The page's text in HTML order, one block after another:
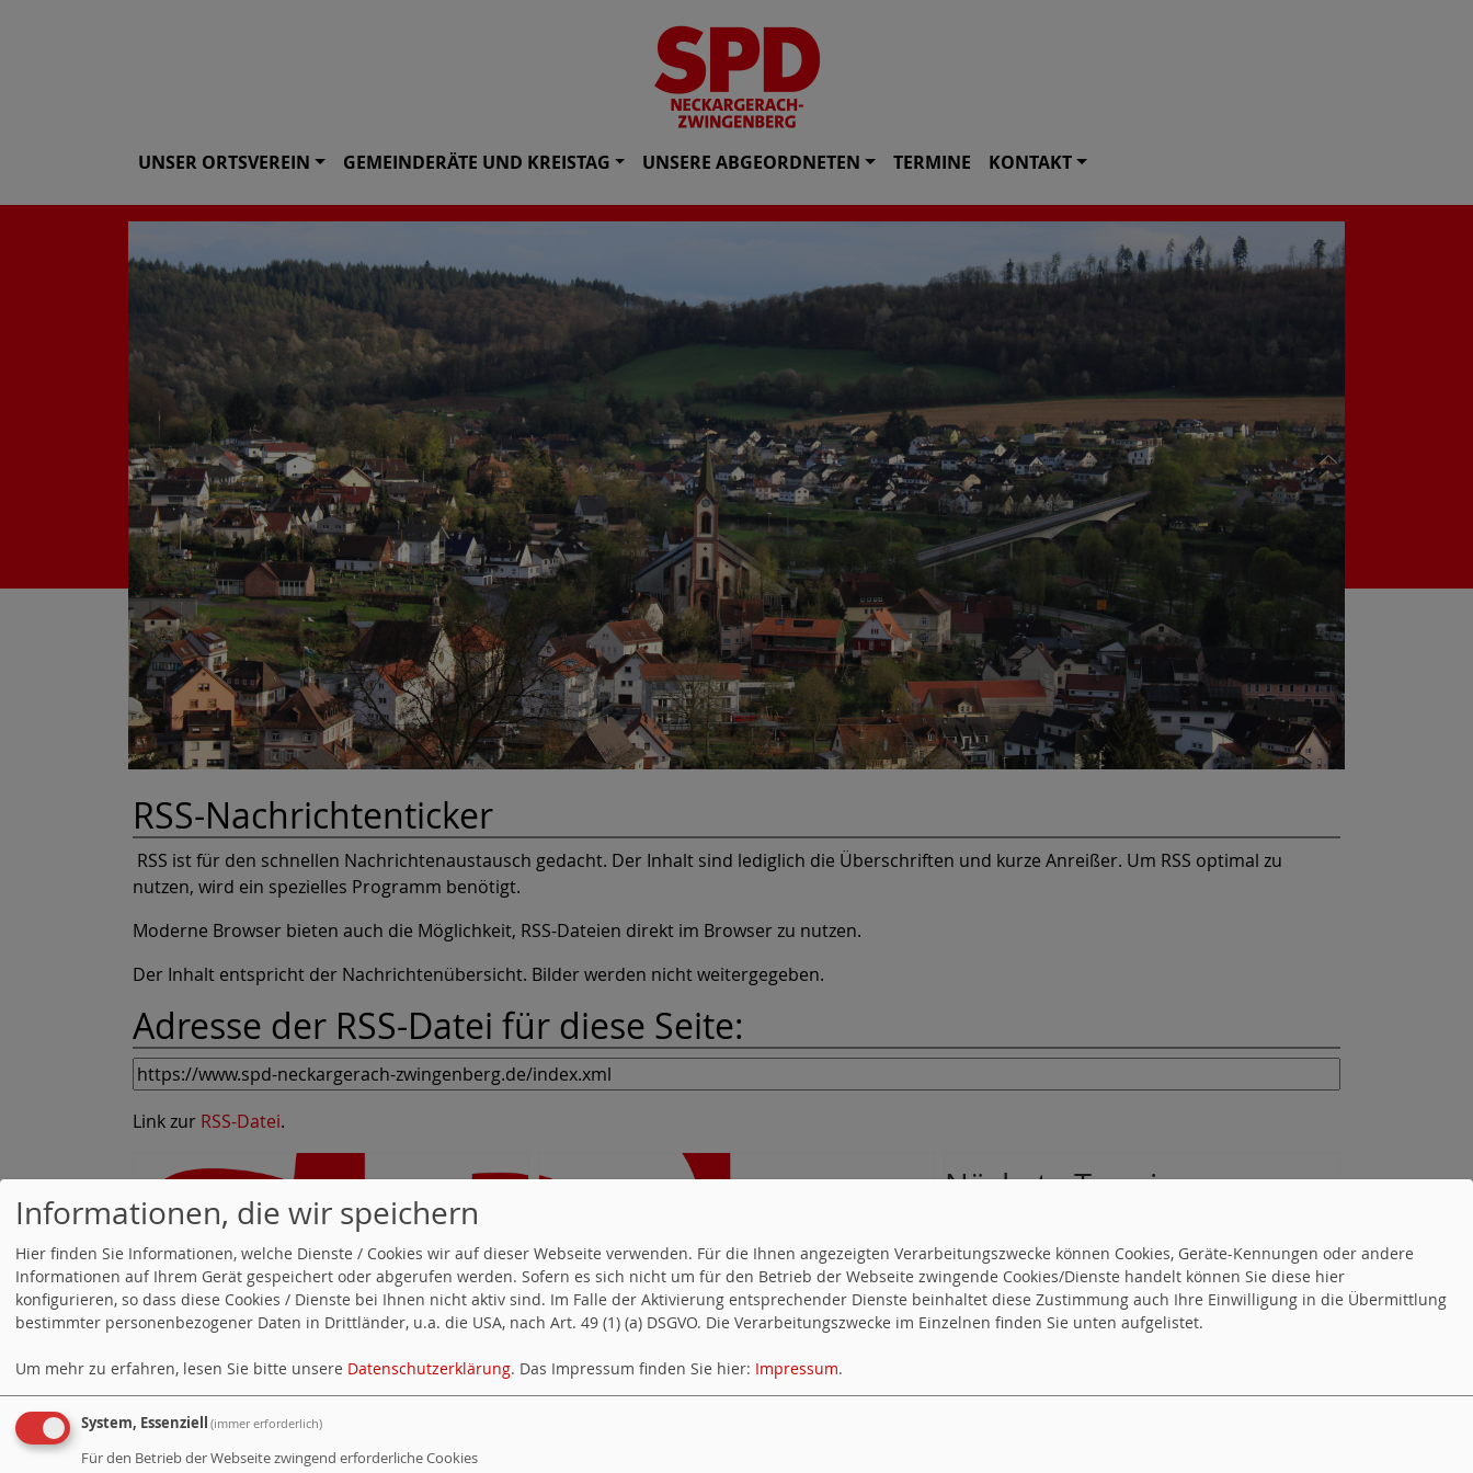
UNSER ORTSVEREIN GEMEINDERÄTE UND KREISTAG UNSERE ABGEORDNETEN TERMINE KONTAKT
RSS-Nachrichtenticker
RSS ist für den schnellen Nachrichtenaustausch gedacht. Der Inhalt sind lediglich die Überschriften und kurze Anreißer. Um RSS optimal zu
nutzen, wird ein spezielles Programm benötigt.
Moderne Browser bieten auch die Möglichkeit, RSS-Dateien direkt im Browser zu nutzen.
Der Inhalt entspricht der Nachrichtenübersicht. Bilder werden nicht weitergegeben.
Adresse der RSS-Datei für diese Seite:
Link zur RSS-Datei.
Nächste Termine
07.08.2026, 17:30 UhrOV Waldbrunn-Fahrenbach
Hoketse
11.08.2026, 13:00 Uhrwahrgenommen - wir fragen
19.08.2026, 18:00 UhrOV Mosbach-Neckarzimmern
Informationen, die wir speichern
Hier finden Sie Informationen, welche Dienste / Cookies wir auf dieser Webseite verwenden. Für die Ihnen angezeigten Verarbeitungszwecke können Cookies, Geräte-Kennungen oder andere
Informationen auf Ihrem Gerät gespeichert oder abgerufen werden. Sofern es sich nicht um für den Betrieb der Webseite zwingende Cookies/Dienste handelt können Sie diese hier
konfigurieren, so dass diese Cookies / Dienste bei Ihnen nicht aktiv sind. Im Falle der Aktivierung entsprechender Dienste beinhaltet diese Zustimmung auch Ihre Einwilligung in die Übermittlung
bestimmter personenbezogener Daten in Drittländer, u.a. die USA, nach Art. 49 (1) (a) DSGVO. Die Verarbeitungszwecke im Einzelnen finden Sie unten aufgelistet.
Um mehr zu erfahren, lesen Sie bitte unsere Datenschutzerklärung. Das Impressum finden Sie hier: Impressum.
System, Essenziell (immer erforderlich)
Für den Betrieb der Webseite zwingend erforderliche Cookies